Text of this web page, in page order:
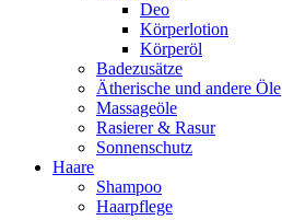
Deo
Körperlotion
Körperöl
Badezusätze
Ätherische und andere Öle
Massageöle
Rasierer & Rasur
Sonnenschutz
Haare
Shampoo
Haarpflege